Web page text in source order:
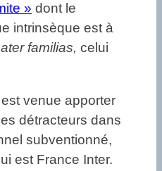
» dont le
intrinsèque est à
familias, celui
venue apporter
détracteurs dans
subventionné,
est France Inter.